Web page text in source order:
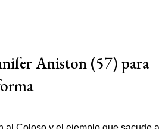
Aniston (57) para